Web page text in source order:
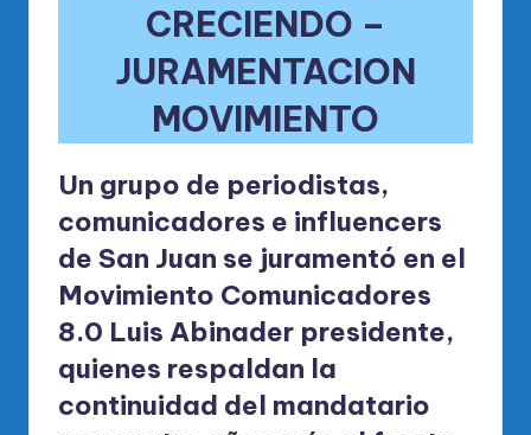
CRECIENDO –
JURAMENTACION
MOVIMIENTO
Un grupo de periodistas,
comunicadores e influencers
de San Juan se juramentó en el
Movimiento Comunicadores
8.0 Luis Abinader presidente,
quienes respaldan la
continuidad del mandatario